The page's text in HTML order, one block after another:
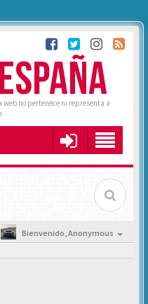
web no pertenece ni representa a
Bienvenido,Anonymous